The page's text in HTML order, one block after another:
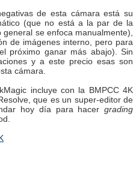
de esta cámara está su
(que no está a la par de la
se enfoca manualmente),
de imágenes interno, pero para
próximo ganar más abajo). Sin
y a este precio esas son
cámara.
incluye con la BMPCC 4K
que es un super-editor de
hoy día para hacer grading